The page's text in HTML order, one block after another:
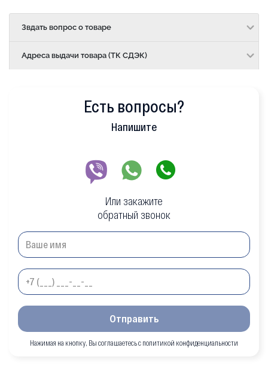
Звдать вопрос о товаре
Адреса выдачи товара (ТК СДЭК)
Есть вопросы?
Напишите
Или закажите
обратный звонок
Отправить
Нажимая на кнопку, Вы соглашаетесь с политикой конфиденциальности